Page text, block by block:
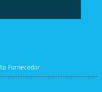
Fornecedor